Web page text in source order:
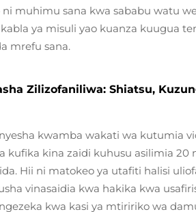
ni muhimu sana kwa sababu watu
ya misuli yao kuanza kuugua
mrefu sana.
Zilizofaniliwa: Shiatsu,
kwamba wakati wa kutumia
kufika kina zaidi kuhusu asilimia
Hii ni matokeo ya utafiti halisi
vinasaidia kwa hakika kwa
kwa kasi ya mtiririko wa